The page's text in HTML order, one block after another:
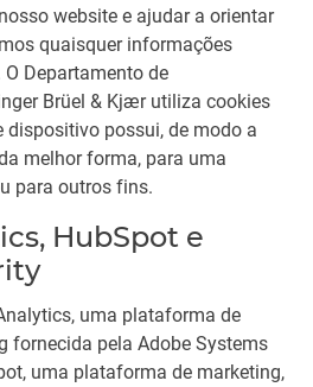
website e ajudar a orientar
quaisquer informações
Departamento de
Brüel & Kjær utiliza cookies
dispositivo possui, de modo a
melhor forma, para uma
para outros fins.
HubSpot e
uma plataforma de
fornecida pela Adobe Systems
uma plataforma de marketing,